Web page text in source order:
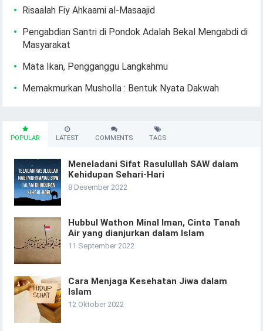
Risaalah Fiy Ahkaami al-Masaajid
Pengabdian Santri di Pondok Adalah Bekal Mengabdi di
Masyarakat
Mata Ikan, Pengganggu Langkahmu
Memakmurkan Musholla : Bentuk Nyata Dakwah
POPULAR LATEST COMMENTS TAGS
Meneladani Sifat Rasulullah SAW dalam
Kehidupan Sehari-Hari
8 Desember 2022
Hubbul Wathon Minal Iman, Cinta Tanah
Air yang dianjurkan dalam Islam
11 September 2022
Cara Menjaga Kesehatan Jiwa dalam
Islam
12 Oktober 2022